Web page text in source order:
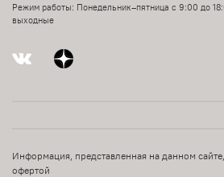
Режим работы: Понедельник–пятница с 9:00 до
выходные
Информация, представленная на данном
офертой